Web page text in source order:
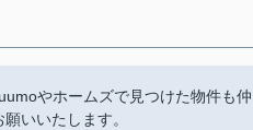
やホームズで見つけた物件も仲
いいたします。